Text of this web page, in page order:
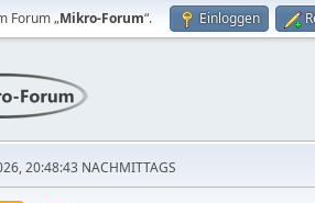
Forum „Mikro-Forum“. Einloggen
20:48:43 NACHMITTAGS